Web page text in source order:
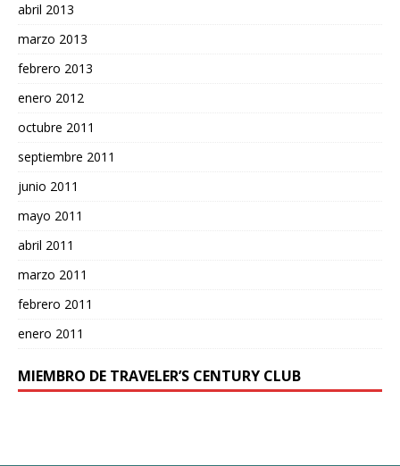
abril 2013
marzo 2013
febrero 2013
enero 2012
octubre 2011
septiembre 2011
junio 2011
mayo 2011
abril 2011
marzo 2011
febrero 2011
enero 2011
MIEMBRO DE TRAVELER’S CENTURY CLUB